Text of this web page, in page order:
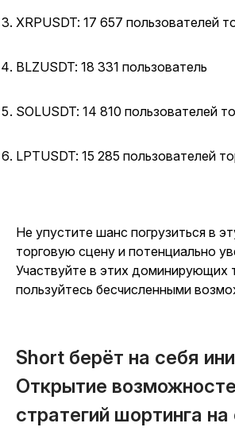
XRPUSDT: 17 657 пользователей
BLZUSDT: 18 331 пользователь
SOLUSDT: 14 810 пользователей
LPTUSDT: 15 285 пользователей
Не упустите шанс погрузиться в
торговую сцену и потенциально
Участвуйте в этих доминирующих
пользуйтесь бесчисленными
Short берёт на себя
Открытие
стратегий шортинга на